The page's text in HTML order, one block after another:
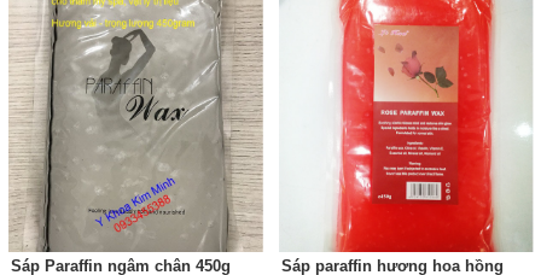
Sáp Paraffin ngâm chân 450g
Sáp paraffin hương hoa hồng